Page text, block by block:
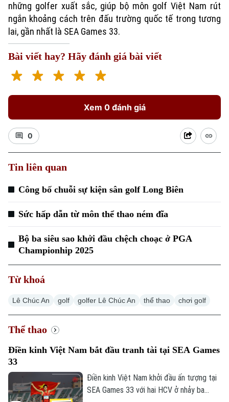
Xu hướng
những golfer xuất sắc, giúp bộ môn golf Việt Nam rút
ngắn khoảng cách trên đấu trường quốc tế trong tương
lai, gần nhất là SEA Games 33.
Bài viết hay? Hãy đánh giá bài viết
Xem 0 đánh giá
0
Tin liên quan
Công bố chuỗi sự kiện sân golf Long Biên
Sức hấp dẫn từ môn thể thao ném đĩa
Bộ ba siêu sao khởi đầu chệch choạc ở PGA
Championhip 2025
Từ khoá
Lê Chúc An golf golfer Lê Chúc An thể thao chơi golf
Thể thao
Điền kinh Việt Nam bắt đầu tranh tài tại SEA Games
33
Điền kinh Việt Nam khởi đầu ấn tượng tại
SEA Games 33 với hai HCV ở nhảy ba